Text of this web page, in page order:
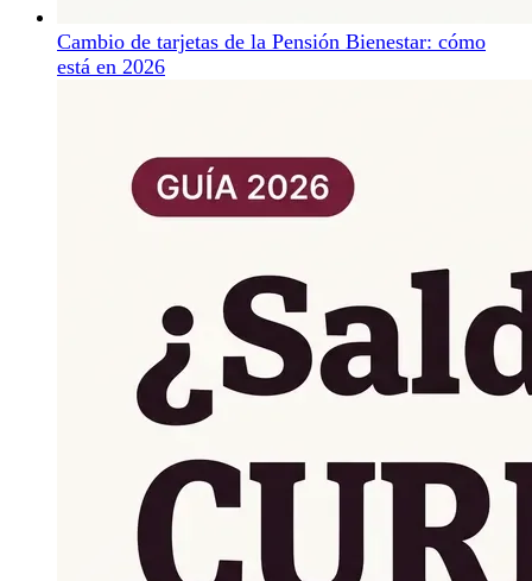
Cambio de tarjetas de la Pensión Bienestar: cómo
está en 2026